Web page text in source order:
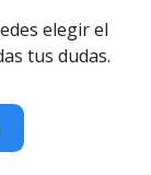
elegir el
tus dudas.